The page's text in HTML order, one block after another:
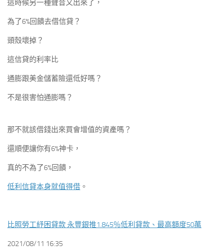
這時候另一種聲音又出來了，
為了6%回饋去借信貸？
頭殼壞掉？
這信貸的利率比
通膨跟美金儲蓄險還低好嗎？
不是很害怕通膨嗎？
那不就該借錢出來買會增值的資產嗎？
還順便讓你有6%神卡，
真的不為了6%回饋，
低利信貸本身就值得借 。
比照勞工紓困貸款 永豐銀推1.845％低利貸款、最高額度50萬
2021/08/11 16:35